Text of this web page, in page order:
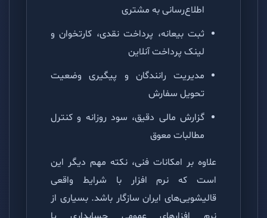
اطلاع‌رسانی به مشتری
ثبت بیعانه، پرداخت نقدی، کارتخوان و
لینک پرداخت آنلاین
مدیریت رانندگان و پیگیری وضعیت
تحویل سفارش
گزارش مالی دقیق، سود روزانه و کنترل
مطالبات معوق
علاوه بر امکانات فنی، نکته مهم دیگر این
است که نرم افزار با شرایط واقعی
قالیشویی‌های ایران سازگار باشد. بسیاری از